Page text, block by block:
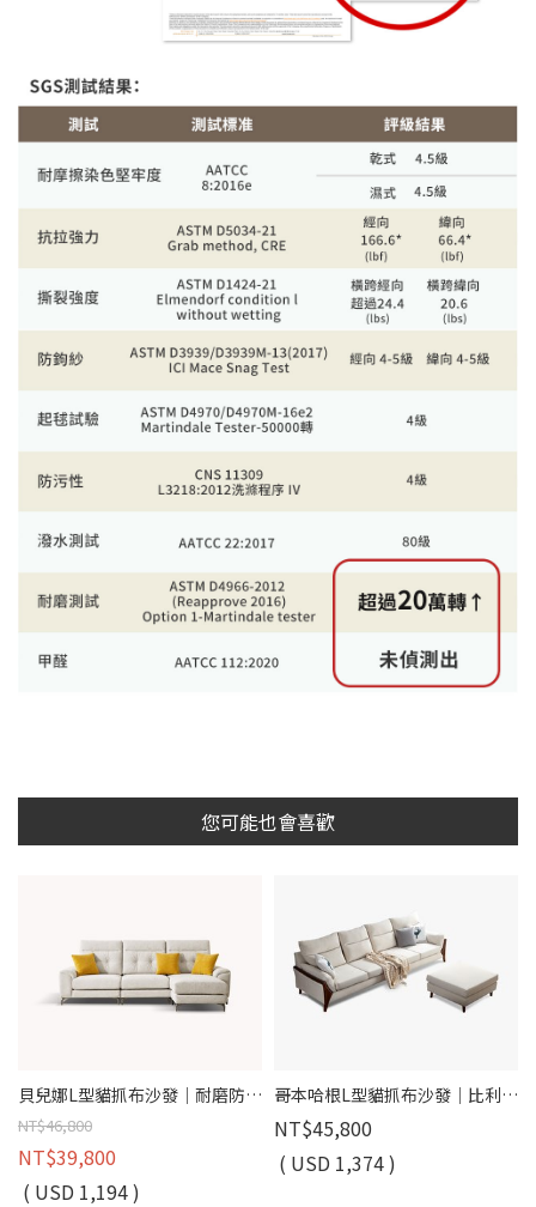
您可能也會喜歡
貝兒娜L型貓抓布沙發｜耐磨防潑水 × 可拆洗布套 × 左右移動腳椅 – 擇木深耕
NT$46,800
NT$39,800
( USD 1,194 )
哥本哈根L型貓抓布沙發｜比利時貓抓布 × 防潑水耐磨 × 白蠟木扶手 × 可拆洗布套 – 擇木深耕
NT$45,800
( USD 1,374 )